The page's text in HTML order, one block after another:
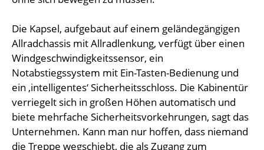
Die Kapsel, aufgebaut auf einem geländegängigen
Allradchassis mit Allradlenkung, verfügt über einen
Windgeschwindigkeitssensor, ein
Notabstiegssystem mit Ein-Tasten-Bedienung und
ein ‚intelligentes‘ Sicherheitsschloss. Die Kabinentür
verriegelt sich in großen Höhen automatisch und
biete mehrfache Sicherheitsvorkehrungen, sagt das
Unternehmen. Kann man nur hoffen, dass niemand
die Treppe wegschiebt, die als Zugang zum